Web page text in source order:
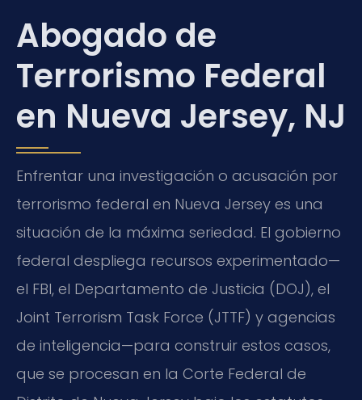
Abogado de
Terrorismo Federal
en Nueva Jersey, NJ
Enfrentar una investigación o acusación por
terrorismo federal en Nueva Jersey es una
situación de la máxima seriedad. El gobierno
federal despliega recursos experimentado—
el FBI, el Departamento de Justicia (DOJ), el
Joint Terrorism Task Force (JTTF) y agencias
de inteligencia—para construir estos casos,
que se procesan en la Corte Federal de